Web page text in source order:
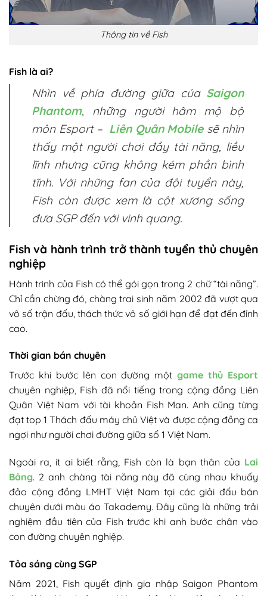
Thông tin về Fish
Fish là ai?
Nhìn về phía đường giữa của Saigon
Phantom, những người hâm mộ bộ
môn Esport – Liên Quân Mobilesẽ nhìn
thấy một người chơi đầy tài năng, liều
lĩnh nhưng cũng không kém phần bình
tĩnh. Với những fan của đội tuyển này,
Fish còn được xem là cột xương sống
đưa SGP đến với vinh quang.
Fish và hành trình trở thành tuyển thủ chuyên
nghiệp
Hành trình của Fish có thể gói gọn trong 2 chữ “tài năng”.
Chỉ cần chừng đó, chàng trai sinh năm 2002 đã vượt qua
vô số trận đấu, thách thức vô số giới hạn để đạt đến đỉnh
cao.
Thời gian bán chuyên
Trước khi bước lên con đường mộtgame thủ Esport
chuyên nghiệp, Fish đã nổi tiếng trong cộng đồng Liên
Quân Việt Nam với tài khoản Fish Man. Anh cũng từng
đạt top 1 Thách đấu máy chủ Việt và được cộng đồng ca
ngợi như người chơi đường giữa số 1 Việt Nam.
Ngoài ra, ít ai biết rằng, Fish còn là bạn thân của Lai
Bâng. 2 anh chàng tài năng này đã cùng nhau khuấy
đảo cộng đồng LMHT Việt Nam tại các giải đấu bán
chuyên dưới màu áo Takademy. Đây cũng là những trải
nghiệm đầu tiên của Fish trước khi anh bước chân vào
con đường chuyên nghiệp.
Tỏa sáng cùng SGP
Năm 2021, Fish quyết định gia nhập Saigon Phantom